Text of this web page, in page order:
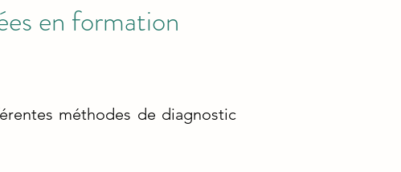
en formation
méthodes de diagnostic